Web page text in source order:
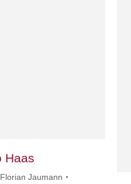
Haas
Florian Jaumann